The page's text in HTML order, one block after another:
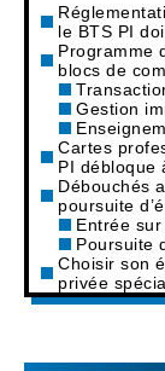
le BTS PI
Programme
blocs de
Gestion
Cartes
PI débloque
Débouchés
poursuite
Entrée
Poursuite
Choisir son
privée